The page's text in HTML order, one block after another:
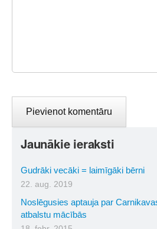
Jaunākie ieraksti
Gudrāki vecāki = laimīgāki bērni
22. aug. 2019
Noslēgusies aptauja par
atbalstu mācībās